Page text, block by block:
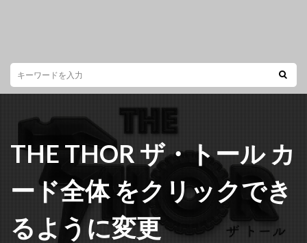
THE THOR ザ・トール カ
ード全体 をクリックでき
るように変更